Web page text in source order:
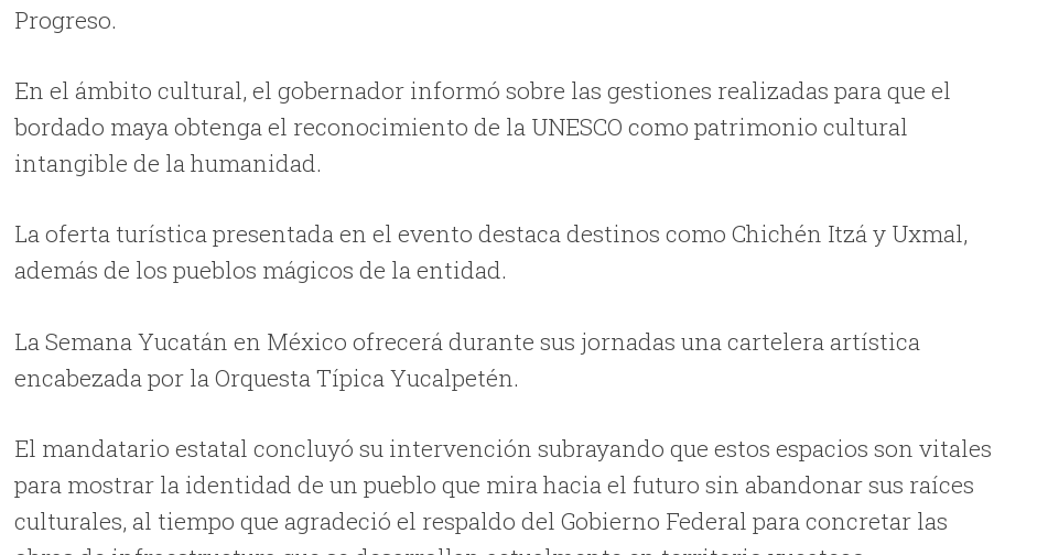
Progreso.
En el ámbito cultural, el gobernador informó sobre las gestiones realizadas para que el
bordado maya obtenga el reconocimiento de la UNESCO como patrimonio cultural
intangible de la humanidad.
La oferta turística presentada en el evento destaca destinos como Chichén Itzá y Uxmal,
además de los pueblos mágicos de la entidad.
La Semana Yucatán en México ofrecerá durante sus jornadas una cartelera artística
encabezada por la Orquesta Típica Yucalpetén.
El mandatario estatal concluyó su intervención subrayando que estos espacios son vitales
para mostrar la identidad de un pueblo que mira hacia el futuro sin abandonar sus raíces
culturales, al tiempo que agradeció el respaldo del Gobierno Federal para concretar las